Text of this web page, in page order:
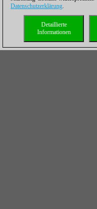
Datenschutzerklärung.
Detaillierte
Informationen